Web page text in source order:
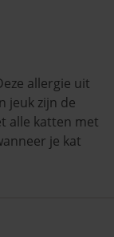
allergie uit
jeuk zijn de
alle katten met
je kat